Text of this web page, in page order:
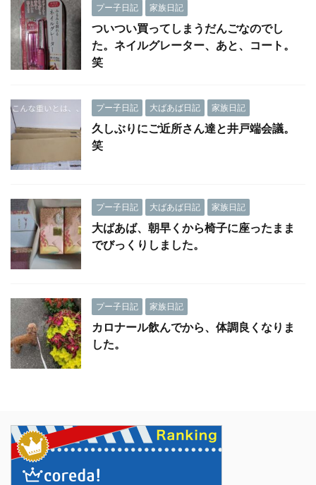
プー子日記 家族日記
ついつい買ってしまうだんごなのでし
た。ネイルグレーター、あと、コート。
笑
プー子日記 大ばあば日記 家族日記
久しぶりにご近所さん達と井戸端会議。
笑
プー子日記 大ばあば日記 家族日記
大ばあば、朝早くから椅子に座ったまま
でびっくりしました。
プー子日記 家族日記
カロナール飲んでから、体調良くなりま
した。